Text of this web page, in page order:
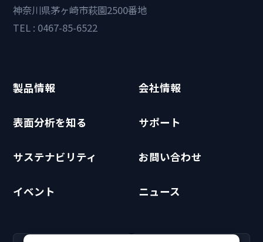
神奈川県茅ヶ崎市萩園2500番地
TEL : 0467-85-6522
製品情報 会社情報
表面分析を知る サポート
サステナビリティ お問い合わせ
イベント ニュース